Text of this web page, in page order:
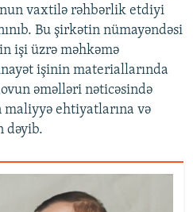
vaxtilə rəhbərlik etdiyi
Bu şirkətin nümayəndəsi
işi üzrə məhkəmə
işinin materiallarında
əməlləri nəticəsində
maliyyə ehtiyatlarına və
dəyib.